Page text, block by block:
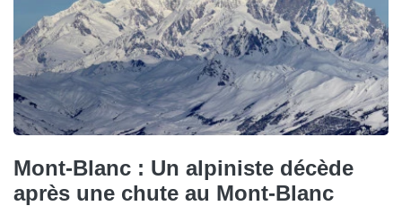
Mont-Blanc : Un alpiniste décède
après une chute au Mont-Blanc